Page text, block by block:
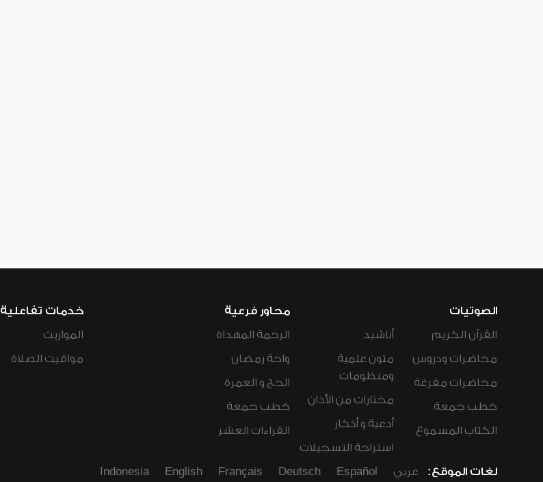
الصوتيات
القرآن الكريم
محاضرات ودروس
محاضرات مفرغة
خطب جمعة
الكتاب المسموع
أناشيد
متون علمية
ومنظومات
مختارات من الأذان
أدعية و أذكار
استراحة التسجيلات
محاور فرعية
الرحمة المهداة
واحة رمضان
الحج و العمرة
خطب جمعة
القراءات العشر
خدمات تفاعلية
المواريث
مواقيت الصلاة
لغات الموقع: عربي Español
Deutsch
Français
English
Indonesia